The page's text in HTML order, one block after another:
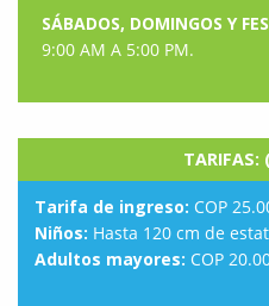
SÁBADOS, DOMINGOS Y
9:00 AM A 5:00 PM.
Tarifa de ingreso: COP
Niños: Hasta 120 cm de
Adultos mayores: COP